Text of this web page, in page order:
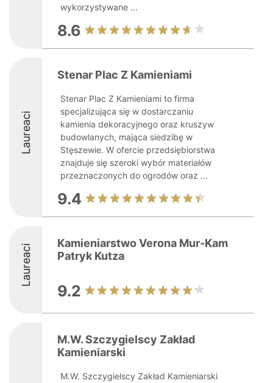
wykorzystywane ...
8.6
Laureaci
Stenar Plac Z Kamieniami
Stenar Plac Z Kamieniami to firma
specjalizująca się w dostarczaniu
kamienia dekoracyjnego oraz kruszyw
budowlanych, mająca siedzibę w
Stęszewie. W ofercie przedsiębiorstwa
znajduje się szeroki wybór materiałów
przeznaczonych do ogrodów oraz ...
9.4
Laureaci
Kamieniarstwo Verona Mur-Kam
Patryk Kutza
9.2
M.W. Szczygielscy Zakład
Kamieniarski
M.W. Szczygielscy Zakład Kamieniarski